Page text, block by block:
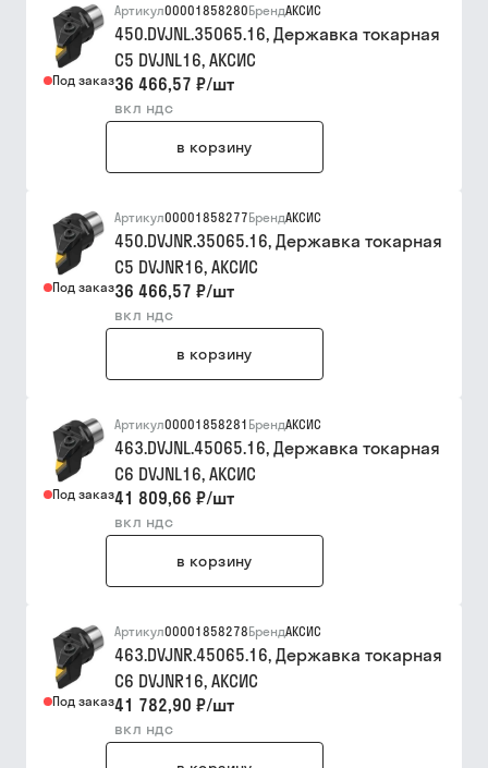
Под заказ
Артикул00001858280БрендАКСИС
450.DVJNL.35065.16, Державка токарная
C5 DVJNL16, АКСИC
36 466,57 ₽/шт
вкл ндс
в корзину
Под заказ
Артикул00001858277БрендАКСИС
450.DVJNR.35065.16, Державка токарная
C5 DVJNR16, АКСИC
36 466,57 ₽/шт
вкл ндс
в корзину
Под заказ
Артикул00001858281 БрендАКСИС
463.DVJNL.45065.16, Державка токарная
C6 DVJNL16, АКСИС
41 809,66 ₽/шт
вкл ндс
в корзину
Под заказ
Артикул00001858278БрендАКСИС
463.DVJNR.45065.16, Державка токарная
C6 DVJNR16, АКСИС
41 782,90 ₽/шт
вкл ндс